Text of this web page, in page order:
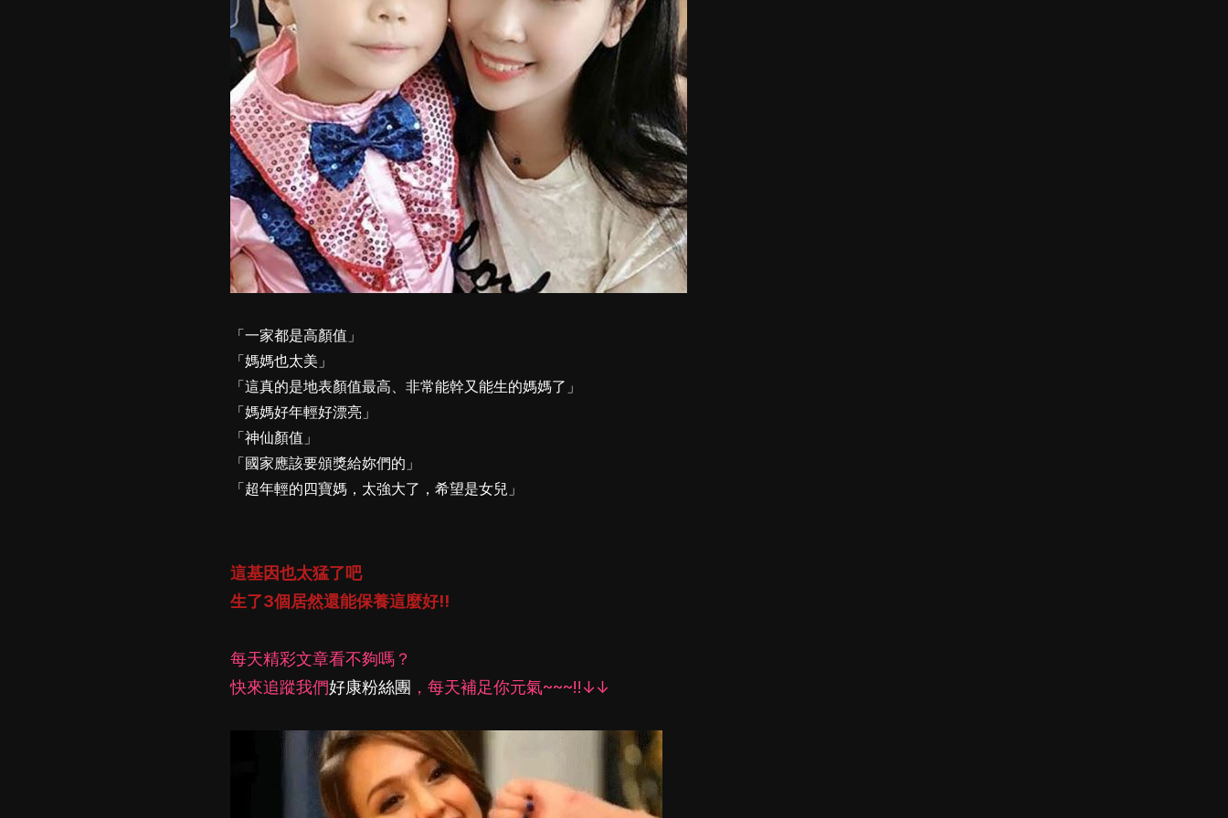
「一家都是高顏值」
「媽媽也太美」
「這真的是地表顏值最高、非常能幹又能生的媽媽了」
「媽媽好年輕好漂亮」
「神仙顏值」
「國家應該要頒獎給妳們的」
「超年輕的四寶媽，太強大了，希望是女兒」
這基因也太猛了吧
生了3個居然還能保養這麼好!!
每天精彩文章看不夠嗎？
快來追蹤我們好康粉絲團 ，每天補足你元氣~~~!!↓↓